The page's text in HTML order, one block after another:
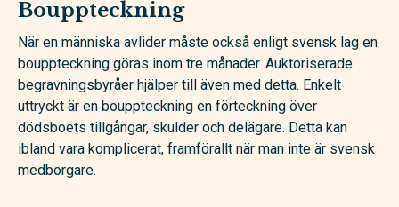
Bouppteckning
När en människa avlider måste också enligt svensk lag en
bouppteckning göras inom tre månader. Auktoriserade
begravningsbyråer hjälper till även med detta. Enkelt
uttryckt är en bouppteckning en förteckning över
dödsboets tillgångar, skulder och delägare. Detta kan
ibland vara komplicerat, framförallt när man inte är svensk
medborgare.